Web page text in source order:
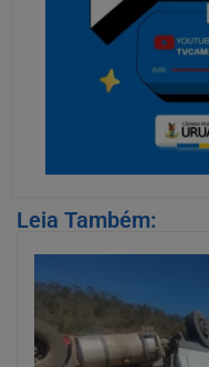
Leia Também: